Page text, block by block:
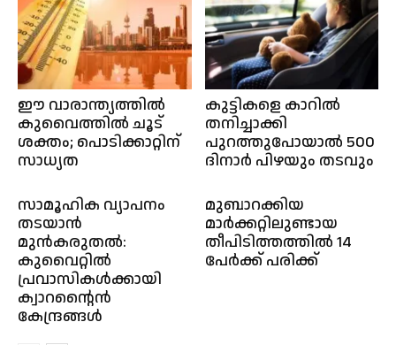
ഈ വാരാന്ത്യത്തിൽ
കുവൈത്തിൽ ചൂട്
ശക്തം; പൊടിക്കാറ്റിന്
സാധ്യത
കുട്ടികളെ കാറിൽ
തനിച്ചാക്കി
പുറത്തുപോയാൽ 500
ദിനാർ പിഴയും തടവും
സാമൂഹിക വ്യാപനം
തടയാൻ
മുൻകരുതൽ:
കുവൈറ്റിൽ
പ്രവാസികൾക്കായി
ക്വാറന്റൈൻ
കേന്ദ്രങ്ങൾ
മുബാറക്കിയ
മാർക്കറ്റിലുണ്ടായ
തീപിടിത്തത്തിൽ 14
പേർക്ക് പരിക്ക്